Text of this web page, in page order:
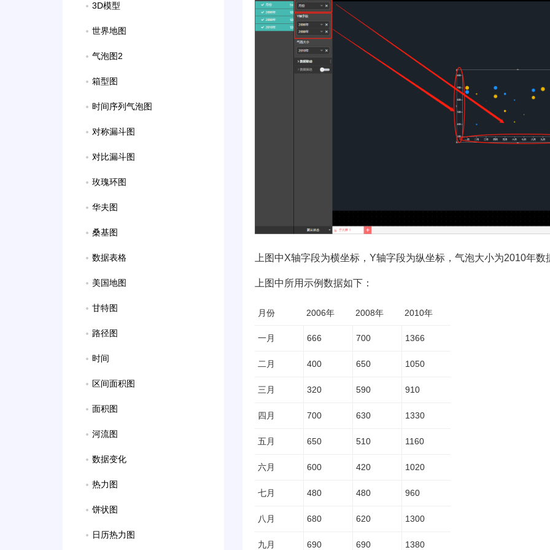
3D模型
世界地图
气泡图2
箱型图
时间序列气泡图
对称漏斗图
对比漏斗图
玫瑰环图
华夫图
桑基图
数据表格
美国地图
甘特图
路径图
时间
区间面积图
面积图
河流图
数据变化
热力图
饼状图
日历热力图
上图中X轴字段为横坐标，Y轴字段为纵坐标，气泡大小为2010年数
上图中所用示例数据如下：
月份 2006年 2008年 2010年
一月 666 700 1366
二月 400 650 1050
三月 320 590 910
四月 700 630 1330
五月 650 510 1160
六月 600 420 1020
七月 480 480 960
八月 680 620 1300
九月 690 690 1380